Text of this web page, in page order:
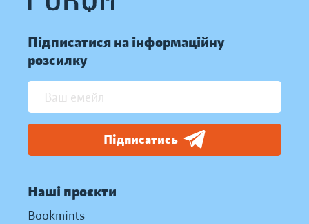
Підписатися на інформаційну
розсилку
Підписатись
Наші проєкти
Bookmints